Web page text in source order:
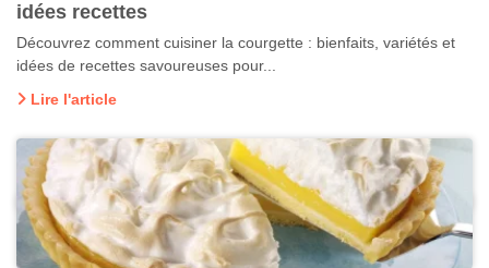
idées recettes
Découvrez comment cuisiner la courgette : bienfaits, variétés et
idées de recettes savoureuses pour...
Lire l'article